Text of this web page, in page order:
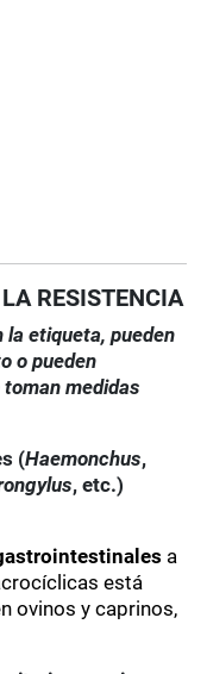
RESISTENCIA
la etiqueta, pueden
o pueden
medidas
(Haemonchus,
, etc.)
a
está
ovinos y caprinos,